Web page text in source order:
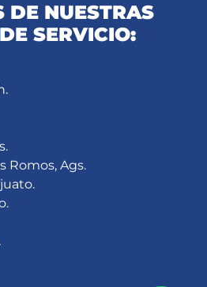
DE NUESTRAS
SERVICIO:
Romos, Ags.